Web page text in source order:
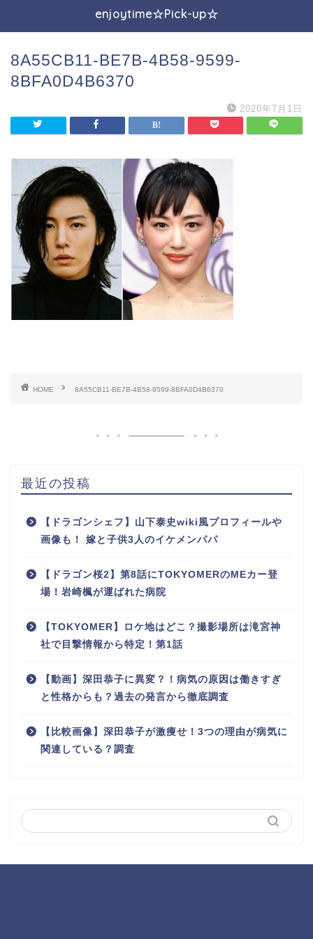
enjoytime☆Pick-up☆
8A55CB11-BE7B-4B58-9599-
8BFA0D4B6370
2020年7月1日
HOME 8A55CB11-BE7B-4B58-9599-8BFA0D4B6370
最近の投稿
【ドラゴンシェフ】山下泰史wiki風プロフィールや
画像も！ 嫁と子供3人のイケメンパパ
【ドラゴン桜2】第8話にTOKYOMERのMEカー登
場！岩崎楓が運ばれた病院
【TOKYOMER】ロケ地はどこ？撮影場所は滝宮神
社で目撃情報から特定！第1話
【動画】深田恭子に異変？！病気の原因は働きすぎ
と性格からも？過去の発言から徹底調査
【比較画像】深田恭子が激痩せ！3つの理由が病気に
関連している？調査